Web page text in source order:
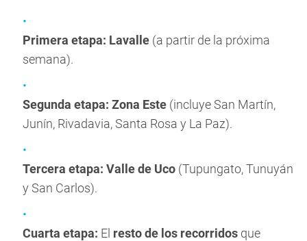
Primera etapa: Lavalle (a partir de la próxima
semana).
Segunda etapa: Zona Este (incluye San Martín,
Junín, Rivadavia, Santa Rosa y La Paz).
Tercera etapa: Valle de Uco (Tupungato, Tunuyán
y San Carlos).
Cuarta etapa: El resto de los recorridos que